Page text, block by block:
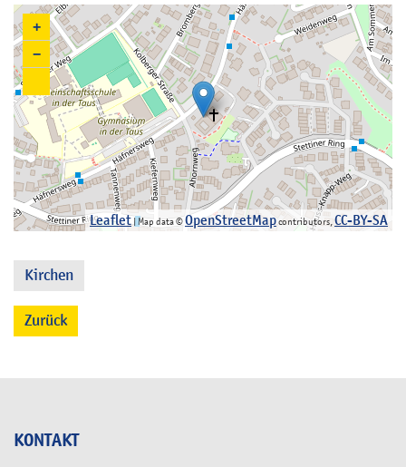
KONTAKT
+
−
Leaflet | Map data ©OpenStreetMapcontributors, CC-BY-SA
Kirchen
Zurück